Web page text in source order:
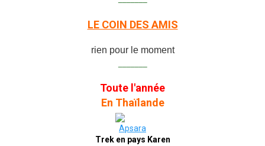
LE COIN DES AMIS
rien pour le moment
Toute l'année
En Thaïlande
Trek en pays Karen